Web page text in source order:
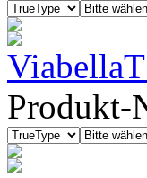
Produkt-